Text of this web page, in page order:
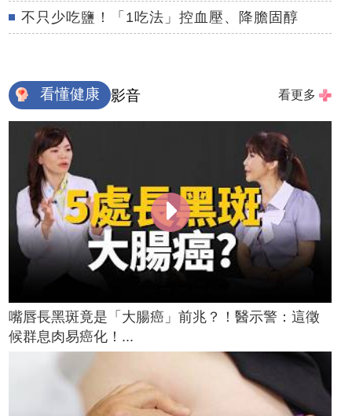
不只少吃鹽！「1吃法」控血壓、降膽固醇
看懂健康 影音 看更多
嘴唇長黑斑竟是「大腸癌」前兆？！醫示警：這徵
候群息肉易癌化！...